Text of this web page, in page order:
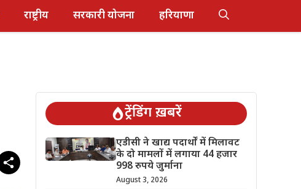
राष्ट्रीय सरकारी योजना हरियाणा
ट्रेंडिंग ख़बरें
एडीसी ने खाद्य पदार्थों में मिलावट
के दो मामलों में लगाया 44 हजार
998 रुपये जुर्माना
August 3, 2026